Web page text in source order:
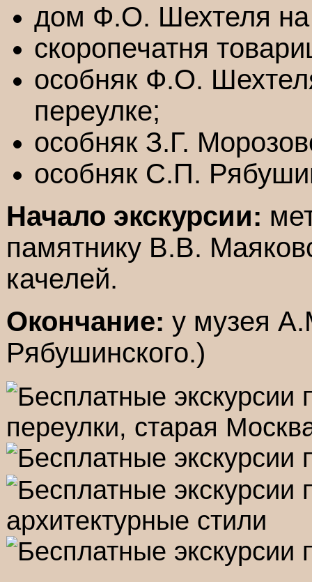
дом Ф.О. Шехтеля
скоропечатня
особняк Ф.О.
переулке;
особняк З.Г.
особняк С.П.
Начало экскурсии:
памятнику В.В.
качелей.
Окончание: у музея
Рябушинского.)